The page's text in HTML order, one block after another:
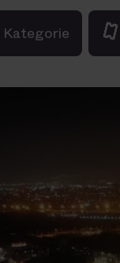
Kategorie